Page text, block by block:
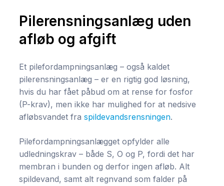
Pilerensningsanlæg uden
afløb og afgift
Et pilefordampningsanlæg – også kaldet
pilerensningsanlæg – er en rigtig god løsning,
hvis du har fået påbud om at rense for fosfor
(P-krav), men ikke har mulighed for at nedsive
afløbsvandet fra spildevandsrensningen.
Pilefordampningsanlægget opfylder alle
udledningskrav – både S, O og P, fordi det har
membran i bunden og derfor ingen afløb. Alt
spildevand, samt alt regnvand som falder på